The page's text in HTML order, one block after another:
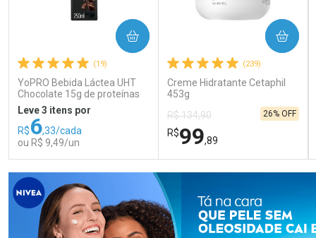
(19)
YoPRO Bebida Láctea UHT
Chocolate 15g de proteínas
250ml
Leve 3 itens por
R$6,33/cada
ou R$ 9,49/un
COMPRAR
FECHAR
Laboratório
FECHAR
Por Menos
(239)
Creme Hidratante Cetaphil
453g
R$ 134,90
R$99,89
26% OFF
COMPRAR
Laboratório
Por Menos